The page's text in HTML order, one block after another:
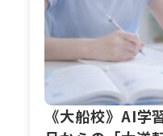
《大船校》AI学